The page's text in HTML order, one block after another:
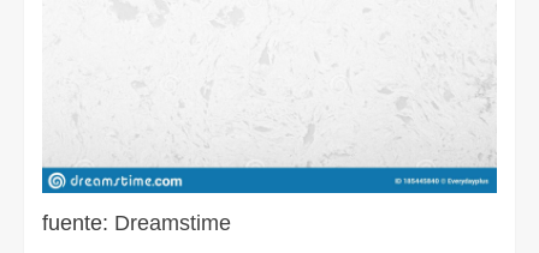
fuente: Dreamstime